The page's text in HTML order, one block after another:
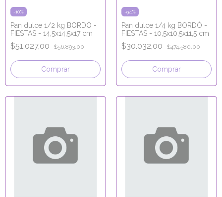
-10%
Pan dulce 1/2 kg BORDÓ -
FIESTAS - 14,5x14,5x17 cm
$51.027,00 $56.893,00
Comprar
-94%
Pan dulce 1/4 kg BORDÓ -
FIESTAS - 10,5x10,5x11,5 cm
$30.032,00 $474.580,00
Comprar